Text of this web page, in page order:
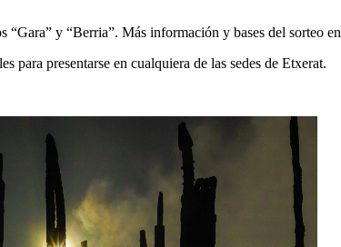
“Gara” y “Berria”. Más información y bases del sorteo en
para presentarse en cualquiera de las sedes de Etxerat.